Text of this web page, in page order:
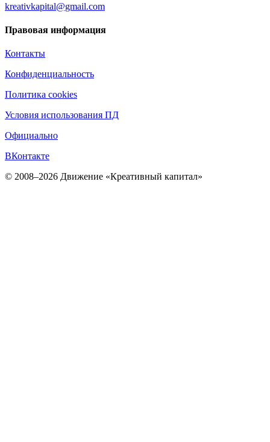
kreativkapital@gmail.com
Правовая информация
Контакты
Конфиденциальность
Политика cookies
Условия использования ПД
Официально
ВКонтакте
© 2008–2026 Движение «Креативный капитал»